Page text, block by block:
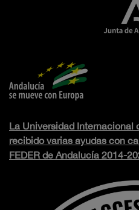
La Universidad Internacional
recibido varias ayudas con
FEDER de Andalucía 2014-